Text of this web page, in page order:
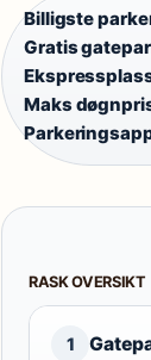
Billigste
Gratis
Maks
RASK OVERSIKT
1